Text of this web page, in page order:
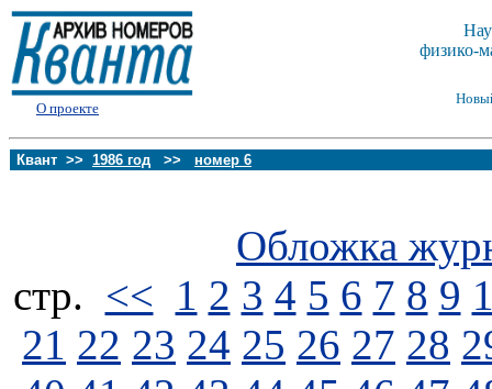
О проекте
физико-
Квант >> 1986 год >> номер 6
Обложка
стp. << 1 2 3 4 5 6 7 8 9
21 22 23 24 25 26 27 28